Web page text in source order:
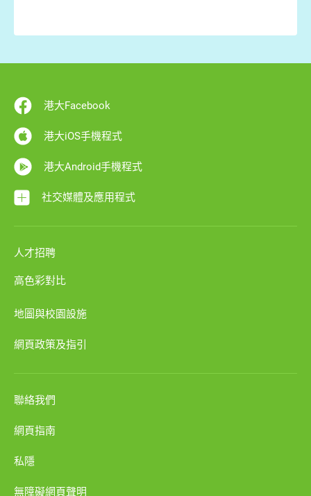
港大Facebook
港大iOS手機程式
港大Android手機程式
社交媒體及應用程式
人才招聘
高色彩對比
地圖與校園設施
網頁政策及指引
聯絡我們
網頁指南
私隱
無障礙網頁聲明